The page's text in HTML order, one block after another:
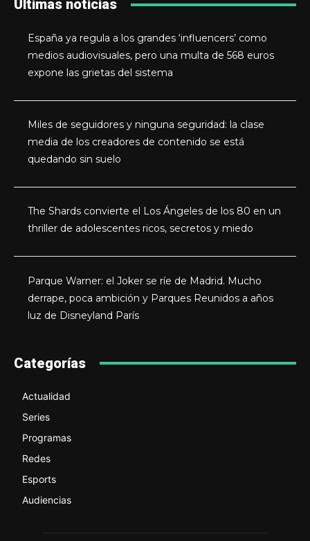
Últimas noticias
España ya regula a los grandes ‘influencers’ como
medios audiovisuales, pero una multa de 568 euros
expone las grietas del sistema
Miles de seguidores y ninguna seguridad: la clase
media de los creadores de contenido se está
quedando sin suelo
The Shards convierte el Los Ángeles de los 80 en un
thriller de adolescentes ricos, secretos y miedo
Parque Warner: el Joker se ríe de Madrid. Mucho
derrape, poca ambición y Parques Reunidos a años
luz de Disneyland París
Categorías
Actualidad
Series
Programas
Redes
Esports
Audiencias